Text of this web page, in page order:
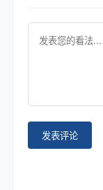
发表评论